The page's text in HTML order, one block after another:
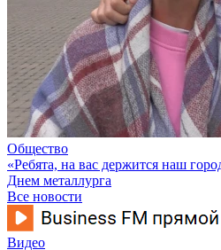
Общество
«Ребята, на вас держится наш
Днем металлурга
Все новости
Видео